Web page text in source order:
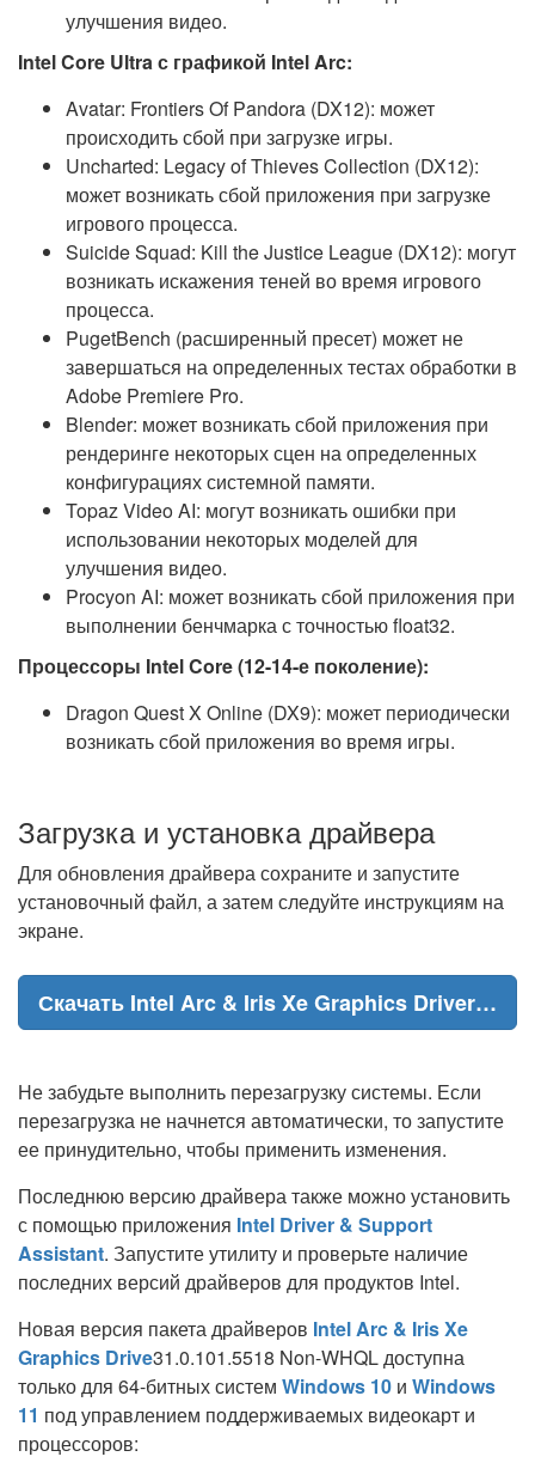
улучшения видео.
Intel Core Ultra с графикой Intel Arc:
Avatar: Frontiers Of Pandora (DX12): может
происходить сбой при загрузке игры.
Uncharted: Legacy of Thieves Collection (DX12):
может возникать сбой приложения при загрузке
игрового процесса.
Suicide Squad: Kill the Justice League (DX12): могут
возникать искажения теней во время игрового
процесса.
PugetBench (расширенный пресет) может не
завершаться на определенных тестах обработки в
Adobe Premiere Pro.
Blender: может возникать сбой приложения при
рендеринге некоторых сцен на определенных
конфигурациях системной памяти.
Topaz Video AI: могут возникать ошибки при
использовании некоторых моделей для
улучшения видео.
Procyon AI: может возникать сбой приложения при
выполнении бенчмарка с точностью float32.
Процессоры Intel Core (12-14-е поколение):
Dragon Quest X Online (DX9): может периодически
возникать сбой приложения во время игры.
Загрузка и установка драйвера
Для обновления драйвера сохраните и запустите
установочный файл, а затем следуйте инструкциям на
экране.
Скачать Intel Arc & Iris Xe Graphics Driver 31.0.101.5518 Non-WHQL
Не забудьте выполнить перезагрузку системы. Если
перезагрузка не начнется автоматически, то запустите
ее принудительно, чтобы применить изменения.
Последнюю версию драйвера также можно установить
с помощью приложения Intel Driver & Support
Assistant. Запустите утилиту и проверьте наличие
последних версий драйверов для продуктов Intel.
Новая версия пакета драйверов Intel Arc & Iris Xe
Graphics Drive31.0.101.5518 Non-WHQL доступна
только для 64-битных систем Windows 10 и Windows
11 под управлением поддерживаемых видеокарт и
процессоров: